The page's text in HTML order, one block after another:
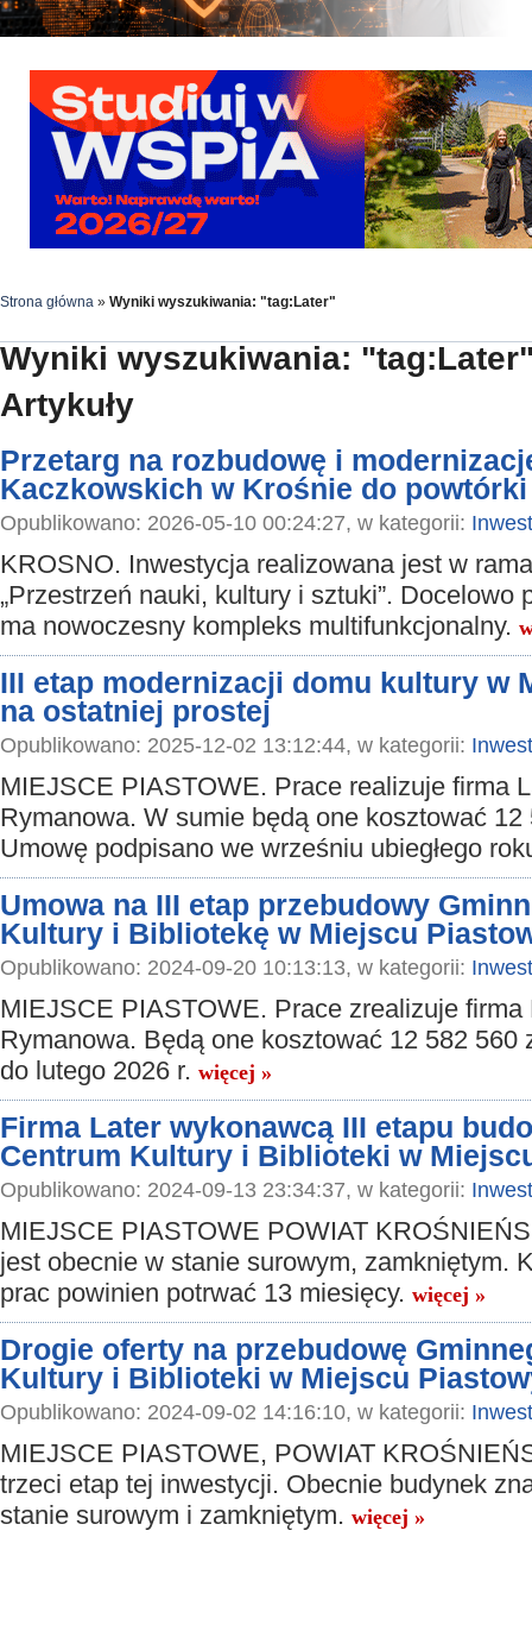
Strona główna » Wyniki wyszukiwania: "tag:Later"
Wyniki wyszukiwania:
Artykuły
Przetarg na rozbudowę i
Kaczkowskich w Krośnie do powtórki
Opublikowano: 2026-05-10 00:24:27, w kategorii:
KROSNO. Inwestycja realizowana jest w
„Przestrzeń nauki, kultury i sztuki”. Docelowo
ma nowoczesny kompleks multifunkcjonalny.
III etap modernizacji domu kultury w
na ostatniej prostej
Opublikowano: 2025-12-02 13:12:44, w kategorii:
MIEJSCE PIASTOWE. Prace realizuje firma
Rymanowa. W sumie będą one kosztować 12
Umowę podpisano we wrześniu ubiegłego
Umowa na III etap przebudowy
Kultury i Bibliotekę w Miejscu
Opublikowano: 2024-09-20 10:13:13, w kategorii:
MIEJSCE PIASTOWE. Prace zrealizuje firma
Rymanowa. Będą one kosztować 12 582 560
do lutego 2026 r. więcej »
Firma Later wykonawcą III etapu
Centrum Kultury i Biblioteki w
Opublikowano: 2024-09-13 23:34:37, w kategorii:
MIEJSCE PIASTOWE POWIAT
jest obecnie w stanie surowym, zamkniętym.
prac powinien potrwać 13 miesięcy. więcej »
Drogie oferty na przebudowę
Kultury i Biblioteki w Miejscu
Opublikowano: 2024-09-02 14:16:10, w kategorii:
MIEJSCE PIASTOWE, POWIAT
trzeci etap tej inwestycji. Obecnie budynek
stanie surowym i zamkniętym. więcej »